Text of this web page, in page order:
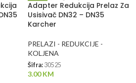
Adapter Redukcija Prelaz Za
Usisivač DN32 – DN35
Karcher
PRELAZI - REDUKCIJE -
KOLJENA
Šifra: 30525
3.00KM